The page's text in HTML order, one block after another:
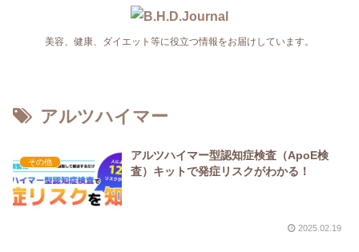
美容、健康、ダイエット等に役立つ情報をお届けしています。
アルツハイマー
その他
アルツハイマー型認知症検査（ApoE検
査）キットで発症リスクがわかる！
2025.02.19